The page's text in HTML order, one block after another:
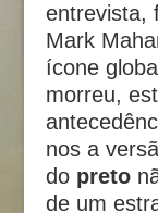
entrevista,
Mark
ícone
morreu,
nos a
do preto
de um